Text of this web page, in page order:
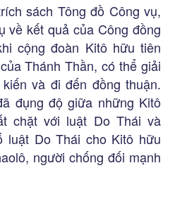
sách Tông đồ Công vụ,
về kết quả của Công đồng
cộng đoàn Kitô hữu tiên
Thánh Thần, có thể giải
và đi đến đồng thuận.
đụng độ giữa những Kitô
chặt với luật Do Thái và
luật Do Thái cho Kitô hữu
người chống đối mạnh